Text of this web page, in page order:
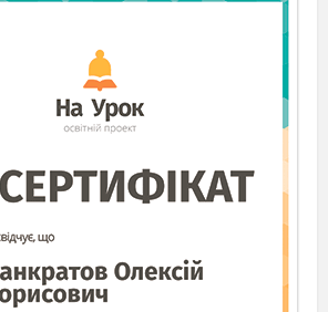
to the conversation between 5